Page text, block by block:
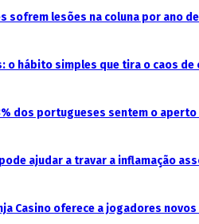
sofrem lesões na coluna por ano
o hábito simples que tira o caos de
dos portugueses sentem o
ajudar a travar a inflamação
Casino oferece a jogadores